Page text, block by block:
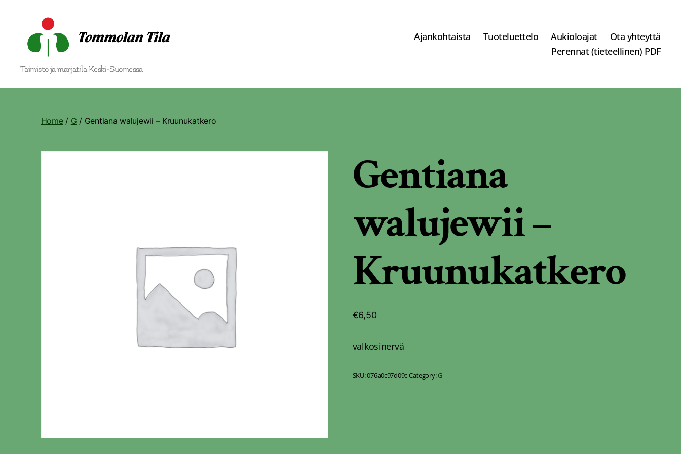
Tommolan
Tila
Taimisto ja marjatila Keski-Suomessa
Ajankohtaista Tuoteluettelo Aukioloajat
Ota yhteyttä
Perennat (tieteellinen) PDF
Home/ G / Gentiana walujewii – Kruunukatkero
Gentiana
walujewii –
Kruunukatkero
€6,50
valkosinervä
SKU:076a0c97d09cCategory:G